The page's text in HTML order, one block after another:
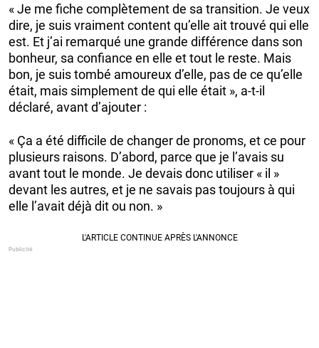
« Je me fiche complètement de sa transition. Je veux
dire, je suis vraiment content qu’elle ait trouvé qui elle
est. Et j’ai remarqué une grande différence dans son
bonheur, sa confiance en elle et tout le reste. Mais
bon, je suis tombé amoureux d’elle, pas de ce qu’elle
était, mais simplement de qui elle était », a-t-il
déclaré, avant d’ajouter :
« Ça a été difficile de changer de pronoms, et ce pour
plusieurs raisons. D’abord, parce que je l’avais su
avant tout le monde. Je devais donc utiliser « il »
devant les autres, et je ne savais pas toujours à qui
elle l’avait déjà dit ou non. »